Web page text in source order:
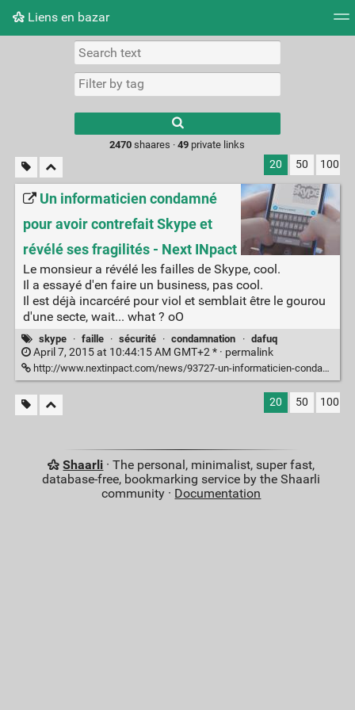
Liens en bazar
Picture wall
2470 shaares ·49 private links
20 50 100
Un informaticien condamné
pour avoir contrefait Skype et
révélé ses fragilités - Next INpact
Le monsieur a révélé les failles de Skype, cool.
Il a essayé d'en faire un business, pas cool.
Il est déjà incarcéré pour viol et semblait être le gourou
d'une secte, wait... what ? oO
skype · faille · sécurité · condamnation · dafuq
April 7, 2015 at 10:44:15 AM GMT+2 * · permalink
http://www.nextinpact.com/news/93727-un-informaticien-condamne-pour-avoir-contrefait-skype-et-revele-ses-fragilites.htm
20 50 100
Shaarli · The personal, minimalist, super fast,
database-free, bookmarking service by the Shaarli
community · Documentation